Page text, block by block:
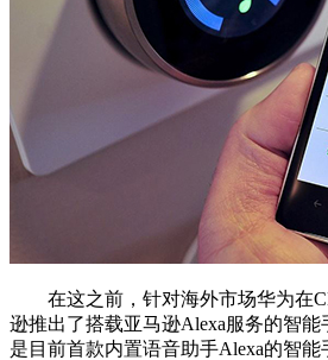
在这之前，针对海外市场华为在
逊推出了搭载亚马逊Alexa服务的智能
是目前首款内置语音助手Alexa的智